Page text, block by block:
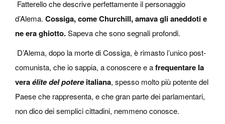
Fatterello che descrive perfettamente il personaggio
d’Alema. Cossiga, come Churchill, amava gli aneddoti e
ne era ghiotto.Sapeva che sono segnali profondi.
D’Alema, dopo la morte di Cossiga, è rimasto l’unico post-
comunista, che io sappia, a conoscere e afrequentare la
veraélite del potereitaliana, spesso molto più potente del
Paese che rappresenta, e che gran parte dei parlamentari,
non dico dei semplici cittadini, nemmeno conosce.